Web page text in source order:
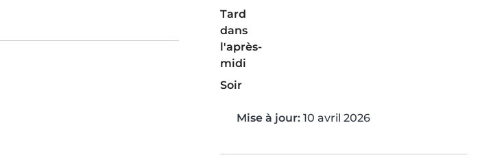
Tard
dans
l'après-
midi
Soir
Mise à jour: 10 avril 2026